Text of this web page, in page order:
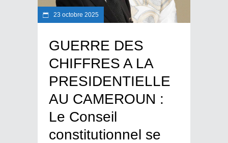
23 octobre 2025
GUERRE DES
CHIFFRES A LA
PRESIDENTIELLE
AU CAMEROUN :
Le Conseil
constitutionnel se